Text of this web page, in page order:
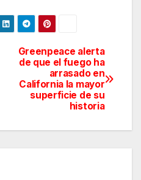
Greenpeace alerta
de que el fuego ha
arrasado en
California la mayor
superficie de su
historia